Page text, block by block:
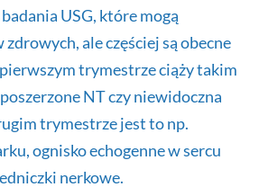
USG, które mogą
ale częściej są obecne
trymestrze ciąży takim
NT czy niewidoczna
trymestrze jest to np.
ognisko echogenne w sercu
nerkowe.